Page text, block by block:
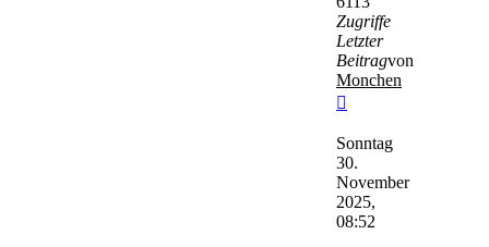
Zugriffe
Letzter
Beitragvon
Monchen
Beitrag
Sonntag
30.
November
2025,
08:52